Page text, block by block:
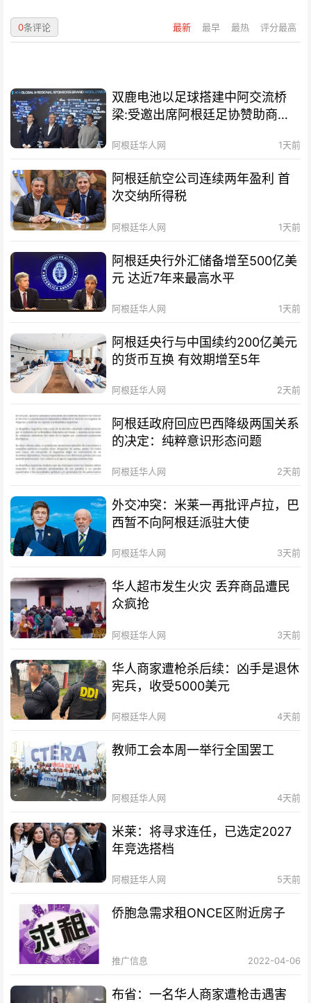
最新 最早 最热 评分最高
0条评论
双鹿电池以足球搭建中阿交流桥
梁:受邀出席阿根廷足协赞助商招
阿根廷华人网 1天前
阿根廷航空公司连续两年盈利 首
次交纳所得税
阿根廷华人网 1天前
阿根廷央行外汇储备增至500亿美
元 达近7年来最高水平
阿根廷华人网 1天前
阿根廷央行与中国续约200亿美元
的货币互换 有效期增至5年
阿根廷华人网 2天前
阿根廷政府回应巴西降级两国关系
的决定：纯粹意识形态问题
阿根廷华人网 2天前
外交冲突：米莱一再批评卢拉，巴
西暂不向阿根廷派驻大使
阿根廷华人网 3天前
华人超市发生火灾 丢弃商品遭民
众疯抢
阿根廷华人网 3天前
华人商家遭枪杀后续：凶手是退休
宪兵，收受5000美元
阿根廷华人网 4天前
教师工会本周一举行全国罢工
阿根廷华人网 4天前
米莱：将寻求连任，已选定2027
年竞选搭档
阿根廷华人网 5天前
侨胞急需求租ONCE区附近房子
推广信息 2022-04-06
布省：一名华人商家遭枪击遇害